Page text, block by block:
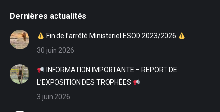
Dernières actualités
Fin de l’arrêté Ministériel ESOD 2023/2026
30 juin 2026
INFORMATION IMPORTANTE – REPORT DE
L’EXPOSITION DES TROPHÉES
3 juin 2026